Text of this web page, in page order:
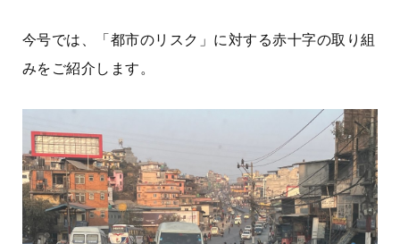
今号では、「都市のリスク」に対する赤十字の取り組
みをご紹介します。